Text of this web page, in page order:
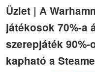
Üzlet | A
játékosok 70%-a
szerepjáték
kapható a